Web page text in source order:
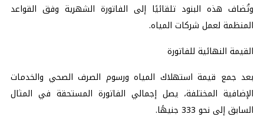
وتُضاف هذه البنود تلقائيًا إلى الفاتورة الشهرية وفق القواعد
المنظمة لعمل شركات المياه.
القيمة النهائية للفاتورة
بعد جمع قيمة استهلاك المياه ورسوم الصرف الصحي والخدمات
الإضافية المختلفة، يصل إجمالي الفاتورة المستحقة في المثال
السابق إلى نحو 333 جنيهًا.